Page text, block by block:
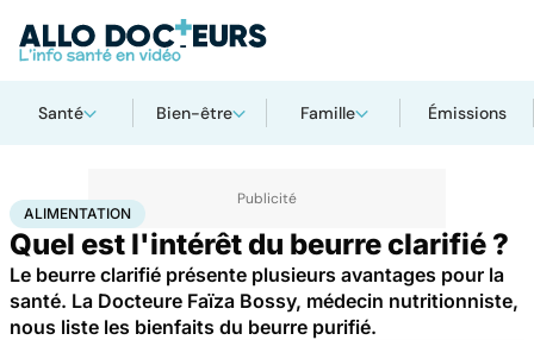
Santé Bien-être Famille Émissions
AccueilBien-être Nutrition Alimentation
ALIMENTATION
Quel est l'intérêt du beurre clarifié ?
Le beurre clarifié présente plusieurs avantages pour la
santé. La Docteure Faïza Bossy, médecin nutritionniste,
nous liste les bienfaits du beurre purifié.